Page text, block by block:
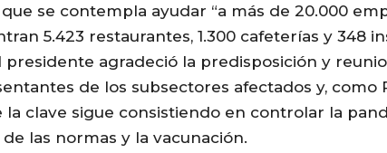
se contempla ayudar “a más de 20.000
5.423 restaurantes, 1.300 cafeterías y 348
presidente agradeció la predisposición y
de los subsectores afectados y, como
la clave sigue consistiendo en controlar la
las normas y la vacunación.